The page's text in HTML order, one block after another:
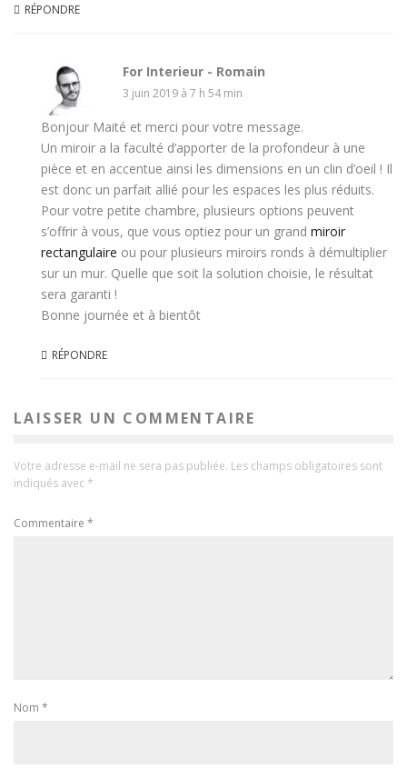
RÉPONDRE
For Interieur - Romain
3 juin 2019 à 7 h 54 min
Bonjour Maité et merci pour votre message.
Un miroir a la faculté d’apporter de la profondeur à une
pièce et en accentue ainsi les dimensions en un clin d’oeil ! Il
est donc un parfait allié pour les espaces les plus réduits.
Pour votre petite chambre, plusieurs options peuvent
s’offrir à vous, que vous optiez pour un grand miroir
rectangulaire ou pour plusieurs miroirs ronds à démultiplier
sur un mur. Quelle que soit la solution choisie, le résultat
sera garanti !
Bonne journée et à bientôt
RÉPONDRE
LAISSER UN COMMENTAIRE
Votre adresse e-mail ne sera pas publiée. Les champs obligatoires sont
indiqués avec *
Commentaire *
Nom *